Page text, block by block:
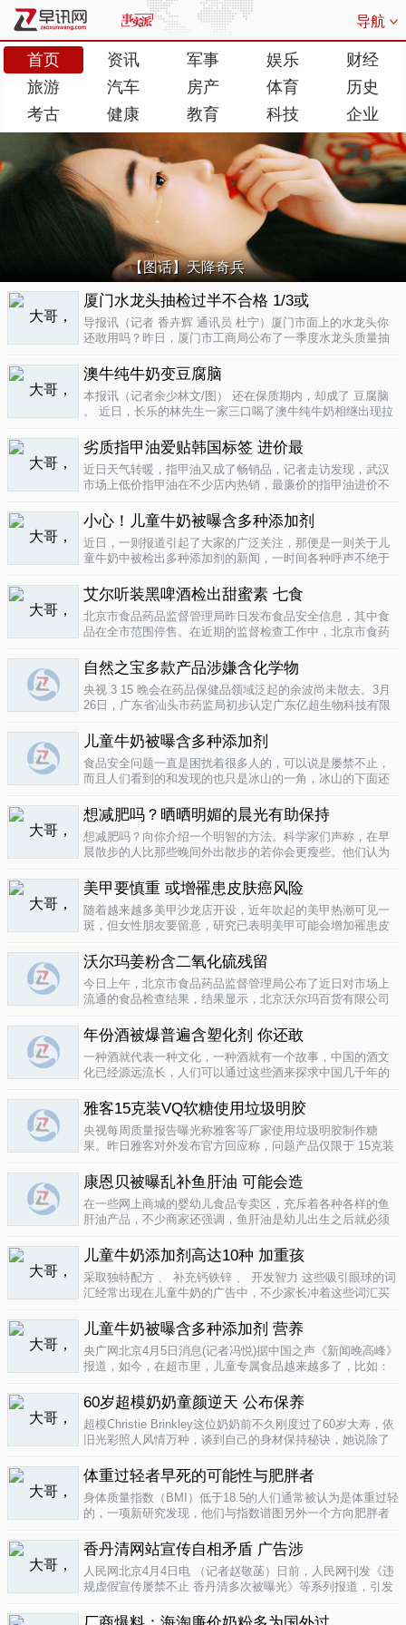
导航
首页 资讯 军事 娱乐
财经
旅游
汽车 房产 体育
历史
考古
健康 教育 科技 企业
【图话】天降奇兵
厦门水龙头抽检过半不合格 1/3或
导报讯（记者 香卉辉 通讯员 杜宁）厦门市面上的水龙头你
还敢用吗？昨日，厦门市工商局公布了一季度水龙头质量抽
批次不合格原因是会产生剧毒。不合格率53.3%涉及多个品
牌据介绍，厦门市工商局今..
澳牛纯牛奶变豆腐脑
本报讯（记者余少林文/图） 还在保质期内，却成了 豆腐脑
。 近日，长乐的林先生一家三口喝了澳牛纯牛奶相继出现拉
纯牛奶并 不纯 ，呈凝固状，像酸奶。昨日上午，林先生向长
乐工商局12315投..
劣质指甲油爱贴韩国标签 进价最
近日天气转暖，指甲油又成了畅销品，记者走访发现，武汉
市场上低价指甲油在不少店内热销，最廉价的指甲油进价不
渡桥夜市上，不少摊位都有五颜六色的指甲油摆卖。 韩国进
口指甲油只要9元，另一个韩国..
小心！儿童牛奶被曝含多种添加剂
近日，一则报道引起了大家的广泛关注，那便是一则关于儿
童牛奶中被检出多种添加剂的新闻，一时间各种呼声不绝于
慌。 每天一斤奶，强壮中国人 ，到底让儿童强壮起来的是牛
奶，还是添加剂？超市中的儿童牛..
艾尔听装黑啤酒检出甜蜜素 七食
北京市食品药品监督管理局昨日发布食品安全信息，其中食
品在全市范围停售。在近期的监督检查工作中，北京市食药
带集团北京蓝宝酒业有限公司生产的 艾尔 听装黑啤酒，检出
不得检出的甜蜜素。北京市..
自然之宝多款产品涉嫌含化学物
央视 3 15 晚会在药品保健品领域泛起的余波尚未散去。3月
26日，广东省汕头市药监局初步认定广东亿超生物科技有限
已涉嫌构成生产销售伪劣产品罪，决定将案件移送汕头市公
安局依法查处。亿..
儿童牛奶被曝含多种添加剂
食品安全问题一直是困扰着很多人的，可以说是屡禁不止，
而且人们看到的和发现的也只是冰山的一角，冰山的下面还
中国家向发达国家进展的过程中的必经之路吧，但是，人们
要为这种发展付出一定的代价，尤其..
想减肥吗？晒晒明媚的晨光有助保持
想减肥吗？向你介绍一个明智的方法。科学家们声称，在早
晨散步的人比那些晚间外出散步的若你会更瘦些。他们认为
国研究人员让54名男性和女性研究参与者在手腕上戴上监控
器，记录他们在一个星期内晒太阳..
美甲要慎重 或增罹患皮肤癌风险
随着越来越多美甲沙龙店开设，近年吹起的美甲热潮可见一
斑，但女性朋友要留意，研究已表明美甲可能会增加罹患皮
美甲很受欢迎是因为它可以防止指甲断裂。但专家表示，美
甲过程中用以硬化凝胶的光疗..
沃尔玛姜粉含二氧化硫残留
今日上午，北京市食品药品监督管理局公布了近日对市场上
流通的食品检查结果，结果显示，北京沃尔玛百货有限公司
款小食品甜蜜素超标。二氧化硫在我国禁止用于姜粉这类食
物，据市食药监局食品安全专家介绍..
年份酒被爆普遍含塑化剂 你还敢
一种酒就代表一种文化，一种酒就有一个故事，中国的酒文
化已经源远流长，人们可以通过这些酒来探求中国几千年的
有害又不能完全戒掉的原因，因为酒已经不只是一种可以喝
的饮品那么简单，就像茶一样有很厚..
雅客15克装VQ软糖使用垃圾明胶
央视每周质量报告曝光称雅客等厂家使用垃圾明胶制作糖
果。昨日雅客对外发布官方回应称，问题产品仅限于 15克装
生产该产品，并将嘉利达明胶原料全部封存。对已上市流通
产品，雅客表示已于3月15..
康恩贝被曝乱补鱼肝油 可能会造
在一些网上商城的婴幼儿食品专卖区，充斥着各种各样的鱼
肝油产品，不少商家还强调，鱼肝油是幼儿出生之后就必须
孩子服用鱼肝油。而实际上，以食品身份出现的鱼肝油是药
品，过量补充会对孩子产生伤害。在..
儿童牛奶添加剂高达10种 加重孩
采取独特配方 、 补充钙铁锌 、 开发智力 这些吸引眼球的词
汇经常出现在儿童牛奶的广告中，不少家长冲着这些词汇买
示，孩子应该尽量少喝。超市儿童牛奶添加剂高达10种昨
天，重庆晨报记者在杨家坪..
儿童牛奶被曝含多种添加剂 营养
央广网北京4月5日消息(记者冯悦)据中国之声《新闻晚高峰》
报道，如今，在超市里，儿童专属食品越来越多了，比如：
非常独特，因此，备受孩子们和家长的喜爱。然而，一些营
养专家指出，儿童牛奶比普通..
60岁超模奶奶童颜逆天 公布保养
超模Christie Brinkley这位奶奶前不久刚度过了60岁大寿，依
旧光彩照人风情万种，谈到自己的身材保持秘诀，她说除了
外，从12岁开始她就是个素食主义者，早餐吃燕麦粥加果
酱，午餐豆子..
体重过轻者早死的可能性与肥胖者
身体质量指数（BMI）低于18.5的人们通常被认为是体重过轻
的，一项新研究发现，他们与指数谱图另外一个方向肥胖者
（如果是粗略的）整体健康指标的可靠性。这个测量值反映
一个人的高度与重量的比..
香丹清网站宣传自相矛盾 广告涉
人民网北京4月4日电 （记者赵敬菡）日前，人民网刊发《违
规虚假宣传屡禁不止 香丹清多次被曝光》等系列报道，引发
官方销售网站存在备案信息不明、涉嫌违规发布广告、宣传